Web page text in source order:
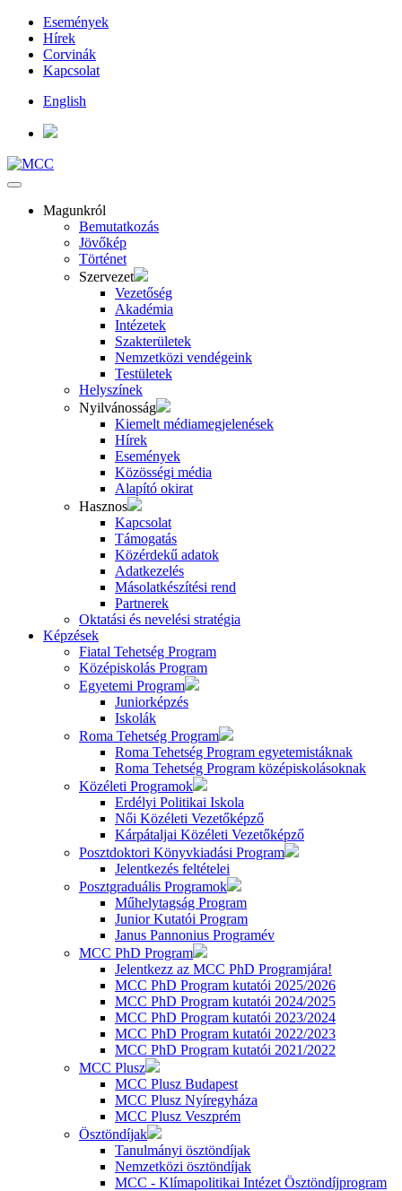
Események
Hírek
Corvinák
Kapcsolat
English
Magunkról
Bemutatkozás
Jövőkép
Történet
Szervezet
Vezetőség
Akadémia
Intézetek
Szakterületek
Nemzetközi vendégeink
Testületek
Helyszínek
Nyilvánosság
Kiemelt médiamegjelenések
Hírek
Események
Közösségi média
Alapító okirat
Hasznos
Kapcsolat
Támogatás
Közérdekű adatok
Adatkezelés
Másolatkészítési rend
Partnerek
Oktatási és nevelési stratégia
Képzések
Fiatal Tehetség Program
Középiskolás Program
Egyetemi Program
Juniorképzés
Iskolák
Roma Tehetség Program
Roma Tehetség Program egyetemistáknak
Roma Tehetség Program középiskolásoknak
Közéleti Programok
Erdélyi Politikai Iskola
Női Közéleti Vezetőképző
Kárpátaljai Közéleti Vezetőképző
Posztdoktori Könyvkiadási Program
Jelentkezés feltételei
Posztgraduális Programok
Műhelytagság Program
Junior Kutatói Program
Janus Pannonius Programév
MCC PhD Program
Jelentkezz az MCC PhD Programjára!
MCC PhD Program kutatói 2025/2026
MCC PhD Program kutatói 2024/2025
MCC PhD Program kutatói 2023/2024
MCC PhD Program kutatói 2022/2023
MCC PhD Program kutatói 2021/2022
MCC Plusz
MCC Plusz Budapest
MCC Plusz Nyíregyháza
MCC Plusz Veszprém
Ösztöndíjak
Tanulmányi ösztöndíjak
Nemzetközi ösztöndíjak
MCC - Klímapolitikai Intézet Ösztöndíjprogram